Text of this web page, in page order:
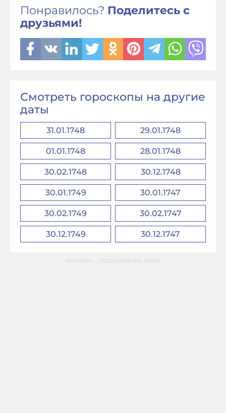
Понравилось? Поделитесь с
друзьями!
Смотреть гороскопы на другие
даты
31.01.1748 29.01.1748
01.01.1748 28.01.1748
30.02.1748 30.12.1748
30.01.1749 30.01.1747
30.02.1749 30.02.1747
30.12.1749 30.12.1747
РЕКЛАМА - ПРОДОЛЖЕНИЕ НИЖЕ